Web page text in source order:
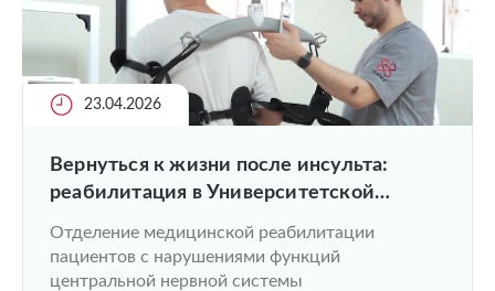
23.04.2026
Вернуться к жизни после инсульта:
реабилитация в Университетской
Отделение медицинской реабилитации
пациентов с нарушениями функций
центральной нервной системы